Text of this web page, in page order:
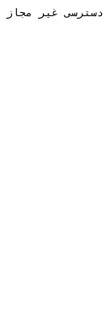
دسترسی غیر مجاز